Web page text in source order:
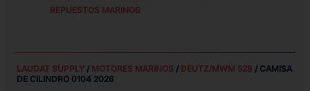
REPUESTOS MARINOS
LAUDAT SUPPLY/ MOTORES MARINOS / DEUTZ/MWM 528 / CAMISA
DE CILINDRO 0104 2026